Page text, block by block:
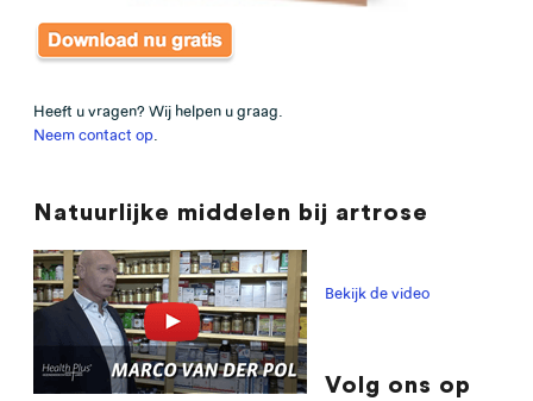
Heeft u vragen? Wij helpen u graag.
Neem contact op
Natuurlijke middelen bij artrose
Bekijk de video
Volg ons op